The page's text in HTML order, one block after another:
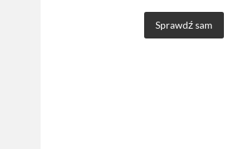
Sprawdź sam